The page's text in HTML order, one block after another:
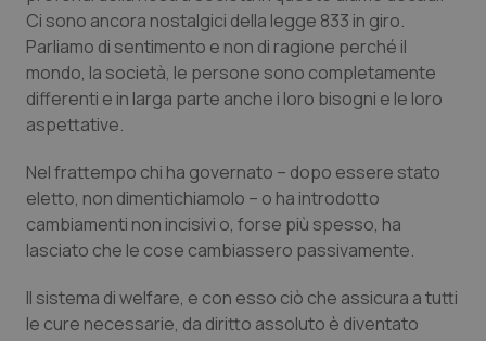
Lazio
Liguria
Marche
Molise
Piemonte
Diabete & glucometri
Disturbi dell’umore
Donna & Salute
Epatiti
HIV
Ci sono ancora nostalgici della legge 833 in giro.
Parliamo di sentimento e non di ragione perché il
mondo, la società, le persone sono completamente
differenti e in larga parte anche i loro bisogni e le loro
aspettative.
Nel frattempo chi ha governato – dopo essere stato
eletto, non dimentichiamolo – o ha introdotto
cambiamenti non incisivi o, forse più spesso, ha
lasciato che le cose cambiassero passivamente.
Il sistema di welfare, e con esso ciò che assicura a tutti
le cure necessarie, da diritto assoluto è diventato